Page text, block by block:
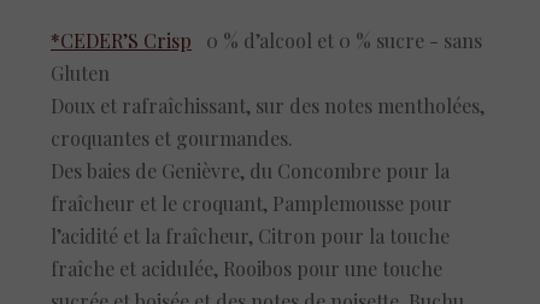
*CEDER’S Crisp 0 % d’alcool et 0 % sucre - sans
Gluten
Doux et rafraîchissant, sur des notes mentholées,
croquantes et gourmandes.
Des baies de Genièvre, du Concombre pour la
fraîcheur et le croquant, Pamplemousse pour
l’acidité et la fraîcheur, Citron pour la touche
fraîche et acidulée, Rooibos pour une touche